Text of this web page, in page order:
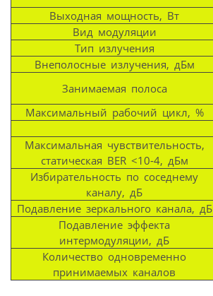
Выходная мощность, Вт
Вид модуляции
Тип излучения
Внеполосные излучения, дБм
Занимаемая полоса
Максимальный рабочий цикл, %
Максимальная чувствительность,
статическая BER <10-4, дБм
Избирательность по соседнему
каналу, дБ
Подавление зеркального канала, дБ
Подавление эффекта
интермодуляции, дБ
Количество одновременно
принимаемых каналов